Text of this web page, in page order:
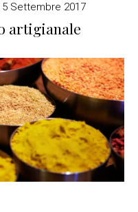
Settembre 2017
artigianale